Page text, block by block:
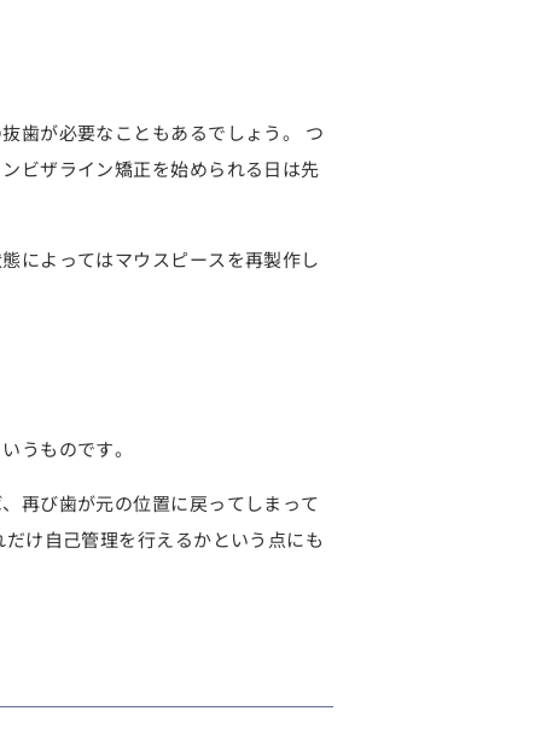
歯が必要なこともあるでしょう。 つ
ビザライン矯正を始められる日は先
によってはマウスピースを再製作し
うものです。
再び歯が元の位置に戻ってしまって
け自己管理を行えるかという点にも